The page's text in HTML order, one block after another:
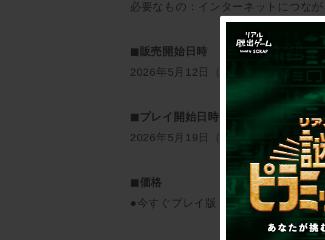
必要なもの：インターネットにつなが
◼︎販売開始日時
2026年5月12日（火）12:00
◼︎プレイ開始日時
2026年5月19日（火）12:00
◼︎価格
●今すぐプレイ版：3,200円